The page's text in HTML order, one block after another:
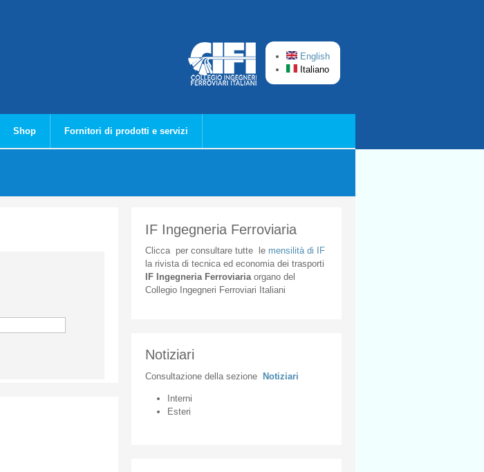
English
Italiano
Shop Fornitori di prodotti e servizi
IF Ingegneria Ferroviaria
Cliccaper consultare tuttele mensilità di IF
la rivista di tecnica ed economia dei trasporti
IF Ingegneria Ferroviaria organodel
Collegio
Ingegneri Ferroviari Italiani
Notiziari
Consultazione della sezione Notiziari
Interni
Esteri